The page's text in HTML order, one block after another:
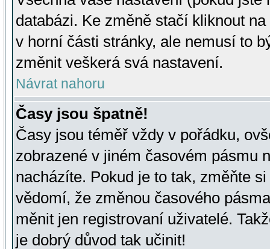
databázi. Ke změně stačí kliknout
v horní části stránky, ale nemusí to
změnit veškerá svá nastavení.
Návrat nahoru
Časy jsou špatně!
Časy jsou téměř vždy v pořádku,
zobrazené v jiném časovém pásmu
nacházíte. Pokud je to tak, změňte
vědomí, že změnou časového
měnit jen registrovaní uživatelé.
je dobrý důvod tak učinit!